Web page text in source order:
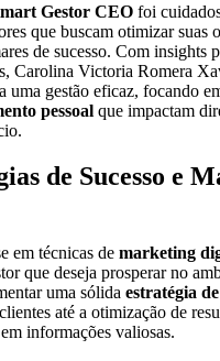
Gestor CEO foi
que buscam otimizar suas
de sucesso. Com insights
Carolina Victoria Romera
uma gestão eficaz, focando
pessoal que impactam
de Sucesso e
em técnicas de marketing
que deseja prosperar no
uma sólida estratégia
até a otimização de
informações valiosas.